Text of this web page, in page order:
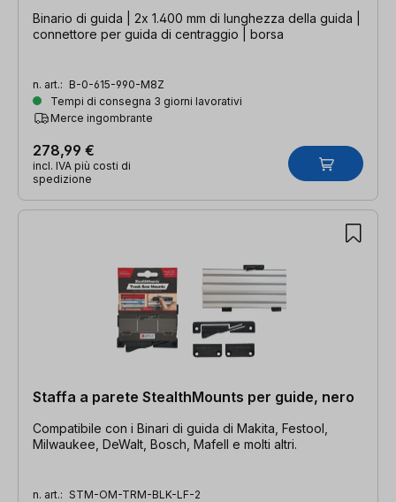
Binario di guida | 2x 1.400 mm di lunghezza della guida |
connettore per guida di centraggio | borsa
n. art.: B-0-615-990-M8Z
Tempi di consegna 3 giorni lavorativi
Merce ingombrante
278,99 €
incl. IVA più costi di
spedizione
Staffa a parete StealthMounts per guide, nero
Compatibile con i Binari di guida di Makita, Festool,
Milwaukee, DeWalt, Bosch, Mafell e molti altri.
n. art.: STM-OM-TRM-BLK-LF-2